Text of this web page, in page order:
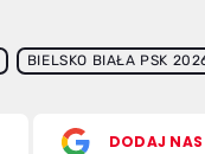
BIELSKO BIAŁA PSK
DODAJ